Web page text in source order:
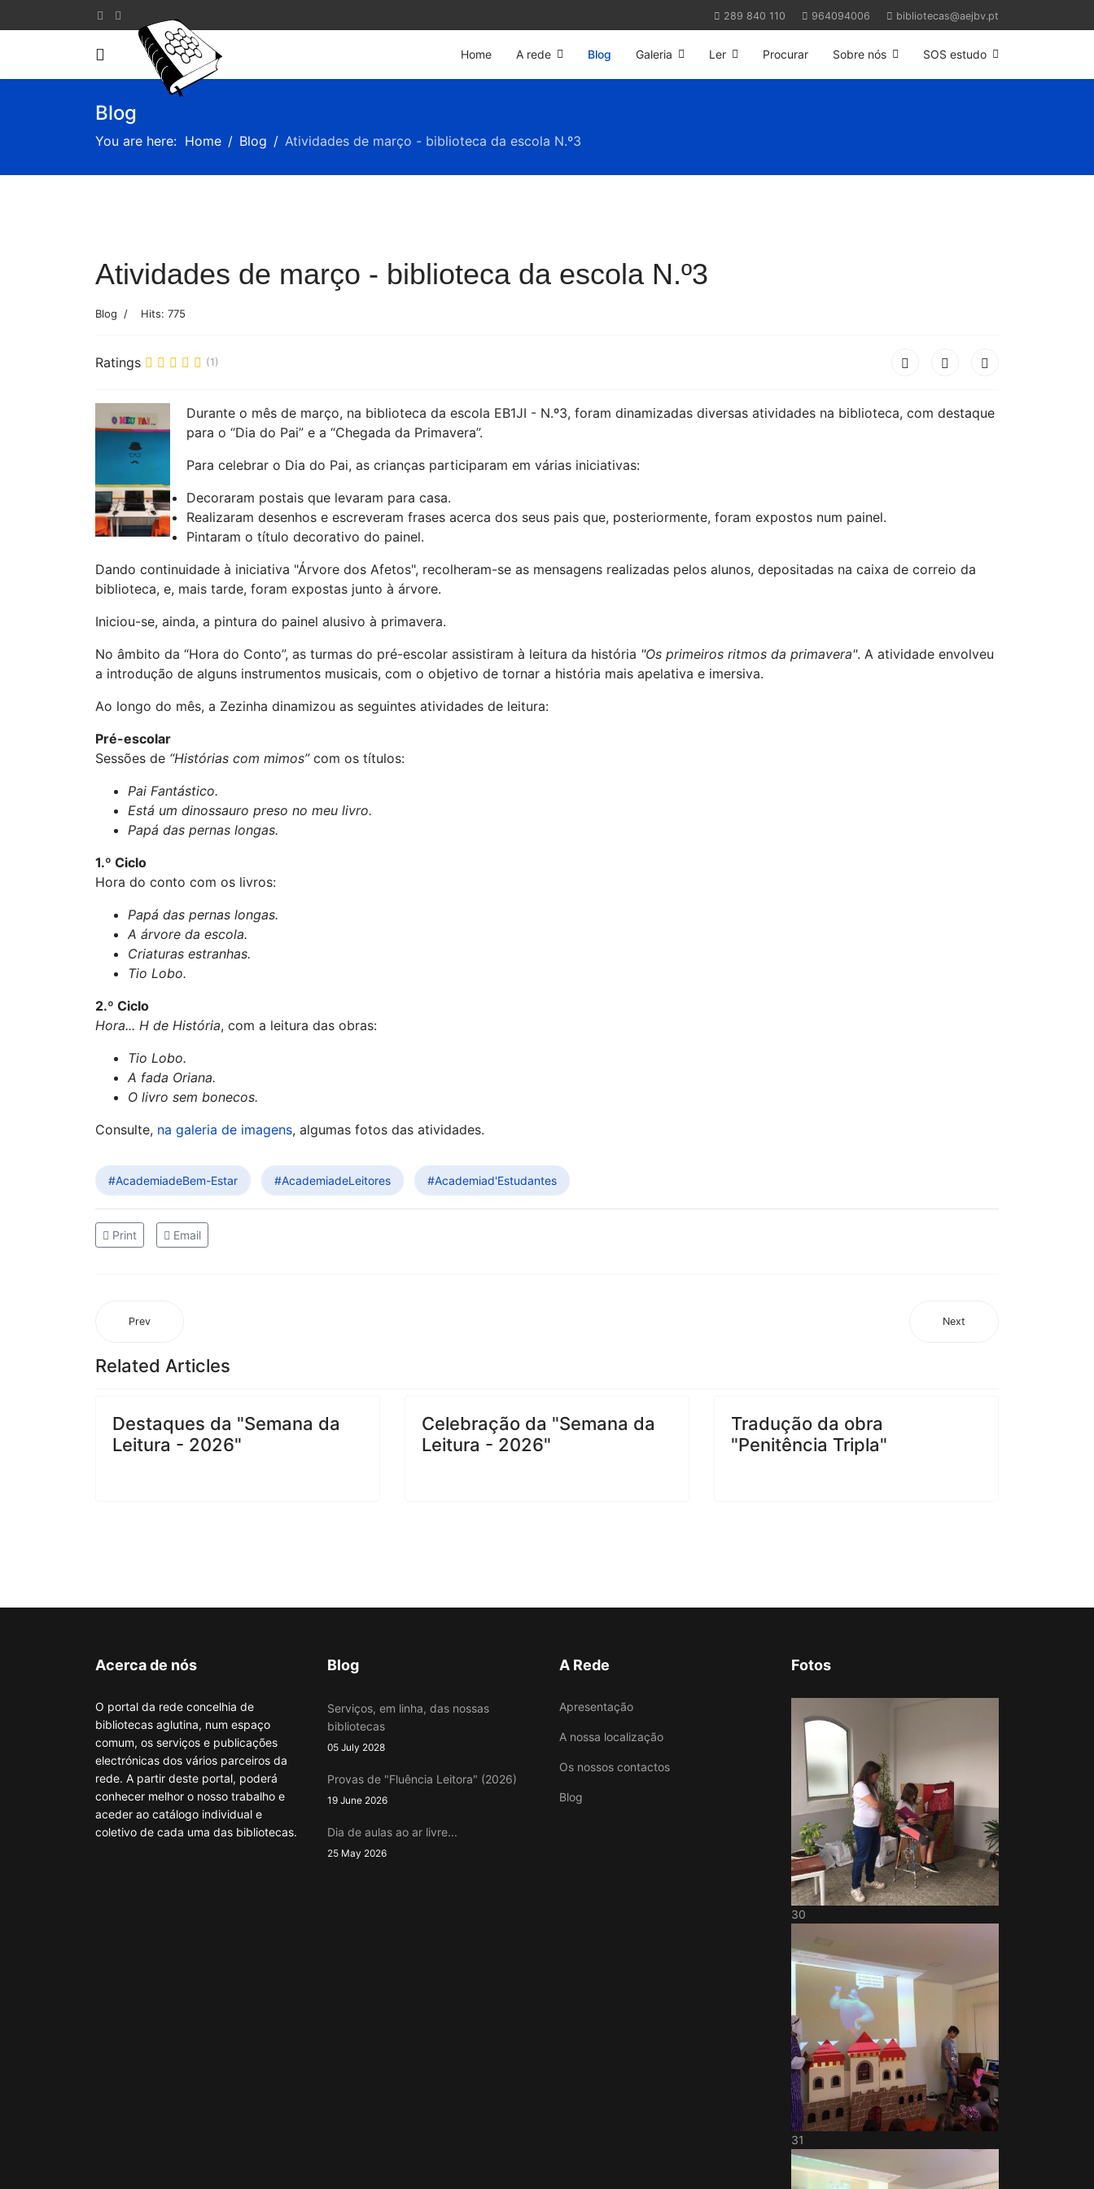
289 840 110 964094006 bibliotecas@aejbv.pt
Home A rede Blog Galeria Ler Procurar Sobre nós SOS estudo
Blog
You are here: Home Blog Atividades de março - biblioteca da escola N.º3
Atividades de março - biblioteca da escola N.º3
Blog Hits: 775
Ratings (1)
Durante o mês de março, na biblioteca da escola EB1JI - N.º3, foram dinamizadas diversas atividades na biblioteca, com destaque
para o “Dia do Pai” e a “Chegada da Primavera”.
Para celebrar o Dia do Pai, as crianças participaram em várias iniciativas:
Decoraram postais que levaram para casa.
Realizaram desenhos e escreveram frases acerca dos seus pais que, posteriormente, foram expostos num painel.
Pintaram o título decorativo do painel.
Dando continuidade à iniciativa "Árvore dos Afetos", recolheram-se as mensagens realizadas pelos alunos, depositadas na caixa de correio da
biblioteca, e, mais tarde, foram expostas junto à árvore.
Iniciou-se, ainda, a pintura do painel alusivo à primavera.
No âmbito da “Hora do Conto”, as turmas do pré-escolar assistiram à leitura da história "Os primeiros ritmos da primavera". A atividade envolveu
a introdução de alguns instrumentos musicais, com o objetivo de tornar a história mais apelativa e imersiva.
Ao longo do mês, a Zezinha dinamizou as seguintes atividades de leitura:
Pré-escolar
Sessões de “Histórias com mimos”com os títulos:
Pai Fantástico.
Está um dinossauro preso no meu livro.
Papá das pernas longas.
1.º Ciclo
Hora do conto com os livros:
Papá das pernas longas.
A árvore da escola.
Criaturas estranhas.
Tio Lobo.
2.º Ciclo
Hora... H de História, com a leitura das obras:
Tio Lobo.
A fada Oriana.
O livro sem bonecos.
Consulte, na galeria de imagens, algumas fotos das atividades.
#AcademiadeBem-Estar #AcademiadeLeitores #Academiad'Estudantes
Print Email
Prev Next
Related Articles
Destaques da "Semana da
Leitura - 2026"
Celebração da "Semana da
Leitura - 2026"
Tradução da obra
"Penitência Tripla"
Acerca de nós
O portal da rede concelhia de
bibliotecas aglutina, num espaço
comum, os serviços e publicações
electrónicas dos vários parceiros da
rede. A partir deste portal, poderá
conhecer melhor o nosso trabalho e
aceder ao catálogo individual e
coletivo de cada uma das bibliotecas.
Blog
Serviços, em linha, das nossas
bibliotecas
05 July 2028
Provas de "Fluência Leitora" (2026)
19 June 2026
Dia de aulas ao ar livre...
25 May 2026
A Rede
Apresentação
A nossa localização
Os nossos contactos
Blog
Fotos
30
31